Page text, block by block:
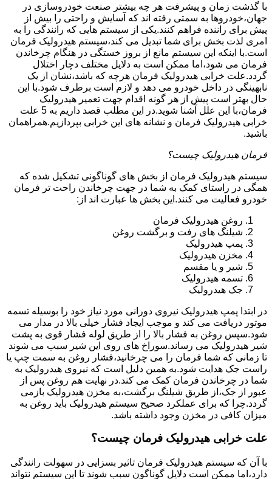
با گذشت زمان و پیشرفت هر چه بیشتر صنعت خودروسازی در
جهان،خودروها به سمتی رفته اند که آسایش و راحتی را بیش از
پیش برای راننده فراهم کنند.یکی از سیستم هایی که رانندگی را به
امری لذت بخش برای شما تبدیل می کند،سیستم هیدرولیک فرمان
است.با اینکه این سیستم مانع از بروز خستگی در هنگام چرخاندن
فرمان می شود،اما ممکن است به دلایل مختلف دچار اختلال
گردد.علت خرابی هیدرولیک فرمان هرچه که باشد،نشان از یک
نابهینگی در داخل خودرو می دهد و لازم است برطرف شود.با این
حال بهتر است پیش از هر گونه اقدام جهت تعمیر هیدرولیک
فرمان،با این علل آشنا شوید.در این مطلب قصد داریم به 5 علت
خرابی هیدرولیک فرمان و نشانه های این خرابی بپردازیم.همراهمان
باشید.
فرمان هیدرولیک چیست؟
سیستم هیدرولیک فرمان از بخش های گوناگونی تشکیل شده که
همگی در راستای کمک به شما در جهت چرخاندن راحت تر فرمان
خودرو فعالیت می کنند.این بخش ها عبارت اند از:
روغن هیدرولیک فرمان
شیلنگ های رفت و برگشت روغن
پمپ هیدرولیک
مخزن هیدرولیک
شیر و یا مقسم
تسمه هیدرولیک
جک هیدرولیک
در ابتدا پمپ هیدرولیک نیروی دورانی مورد نیاز خود را بوسیله تسمه
موتور دریافت می کند و موجب ایجاد فشار خیلی بالا در مدار می
شود.سپس روغن به فشار بالا را از طریق لوله فشار قوی به پشت
شیر هیدرولیک می رساند.سوراخ های روی این شیر سبب می شوند
تا زمانی که شما فرمان را می چرخانید،فشار روغن به سمت چپ یا
راست جک هدایت شود.به همین دلیل است که نیروی هیدرولیک به
شما در چرخاندن فرمان کمک می کند.در نهایت هم روغن پس از
عبور از جک،از طریق شیلنگ برگشت،به مخزن هیدرولیک بازمی
گردد.چرا که برای عملکرد صحیح سیستم هیدرولیک باید روغن به
میزان کافی در مخزن وجود داشته باشد.
علت خرابی هیدرولیک فرمان چیست؟
با آن که سیستم هیدرولیک فرمان تاثیر بسزایی در سهولت رانندگی
دارد،اما ممکن است دلایل گوناگون سبب شوند تا این سیستم نتواند